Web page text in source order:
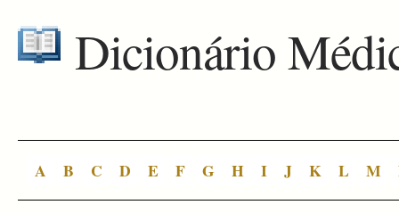
Dicionário
A B C D E F G H I J K L M